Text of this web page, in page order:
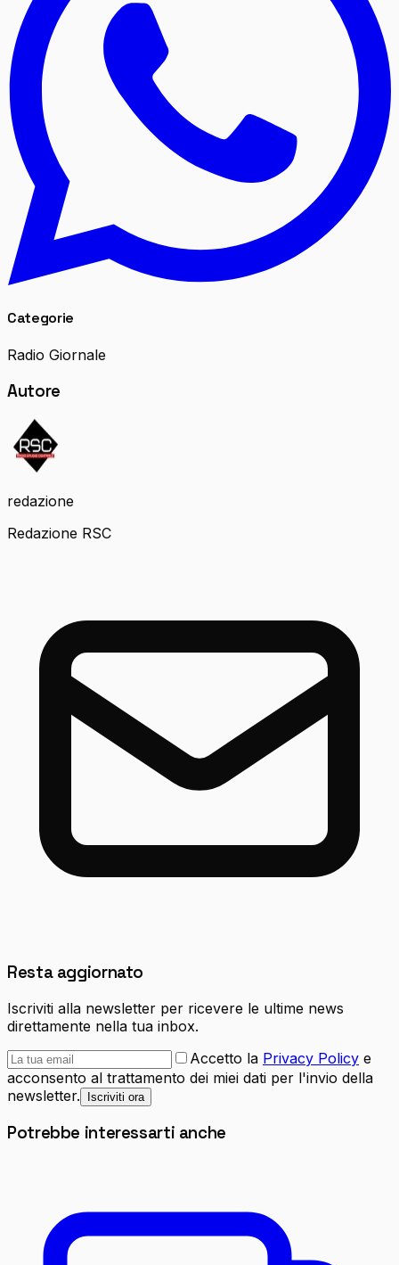
Categorie
Radio Giornale
Autore
redazione
Redazione RSC
Resta aggiornato
Iscriviti alla newsletter per ricevere le ultime news
direttamente nella tua inbox.
Accetto la Privacy Policy e
acconsento al trattamento dei miei dati per l'invio della
newsletter.
Iscriviti ora
Potrebbe interessarti anche